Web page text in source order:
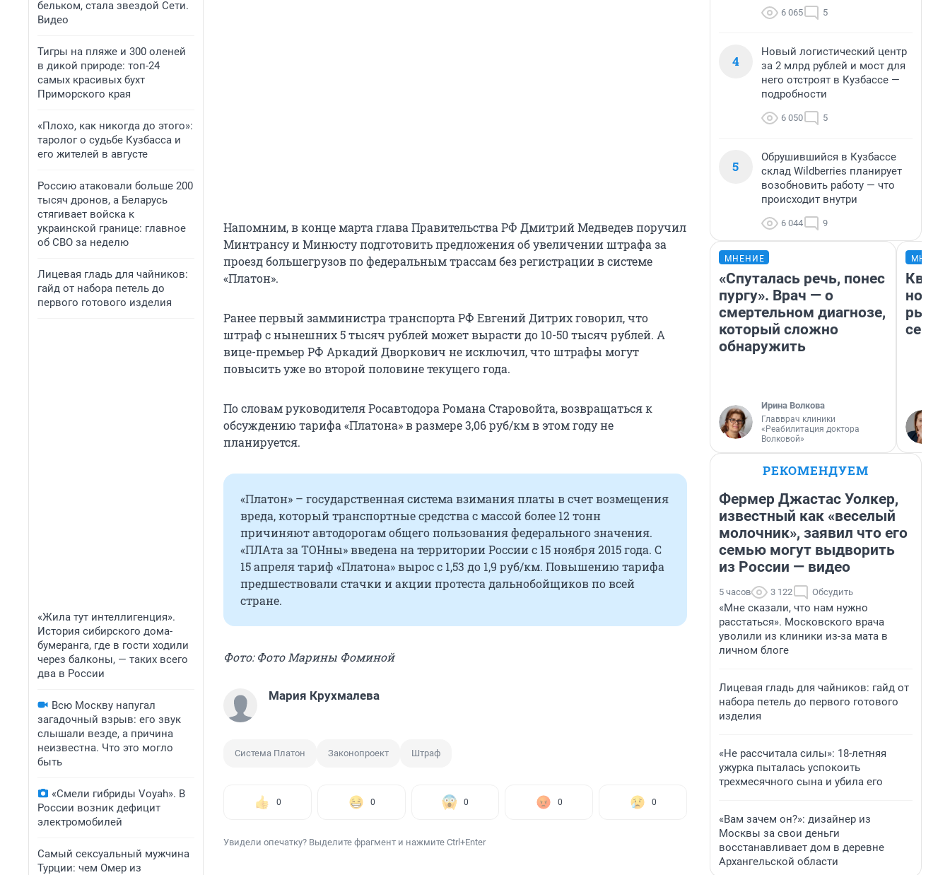
бельком, стала звездой Сети.
Видео
Тигры на пляже и 300 оленей
в дикой природе: топ-24
самых красивых бухт
Приморского края
«Плохо, как никогда до этого»:
таролог о судьбе Кузбасса и
его жителей в августе
Россию атаковали больше 200
тысяч дронов, а Беларусь
стягивает войска к
украинской границе: главное
об СВО за неделю
Лицевая гладь для чайников:
гайд от набора петель до
первого готового изделия
«Жила тут интеллигенция».
История сибирского дома-
бумеранга, где в гости ходили
через балконы, — таких всего
два в России
Всю Москву напугал
загадочный взрыв: его звук
слышали везде, а причина
неизвестна. Что это могло
быть
«Смели гибриды Voyah». В
России возник дефицит
электромобилей
Самый сексуальный мужчина
Турции: чем Омер из
Напомним, в конце марта глава Правительства РФ Дмитрий Медведев поручил
Минтрансу и Минюсту подготовить предложения об увеличении штрафа за
проезд большегрузов по федеральным трассам без регистрации в системе
«Платон».
Ранее первый замминистра транспорта РФ Евгений Дитрих говорил, что
штраф с нынешних 5 тысяч рублей может вырасти до 10-50 тысяч рублей. А
вице-премьер РФ Аркадий Дворкович не исключил, что штрафы могут
повысить уже во второй половине текущего года.
По словам руководителя Росавтодора Романа Старовойта, возвращаться к
обсуждению тарифа «Платона» в размере 3,06 руб/км в этом году не
планируется.
«Платон» – государственная система взимания платы в счет возмещения
вреда, который транспортные средства с массой более 12 тонн
причиняют автодорогам общего пользования федерального значения.
«ПЛАта за ТОНны» введена на территории России с 15 ноября 2015 года. С
15 апреля тариф «Платона» вырос с 1,53 до 1,9 руб/км. Повышению тарифа
предшествовали стачки и акции протеста дальнобойщиков по всей
стране.
Фото: Фото Марины Фоминой
Мария Крухмалева
Система Платон Законопроект Штраф
0 0 0 0 0
Увидели опечатку? Выделите фрагмент и нажмите Ctrl+Enter
6 065 5
4
Новый логистический центр
за 2 млрд рублей и мост для
него отстроят в Кузбассе —
подробности
6 050 5
5
Обрушившийся в Кузбассе
склад Wildberries планирует
возобновить работу — что
происходит внутри
6 044 9
МНЕНИЕ
«Спуталась речь, понес
пургу». Врач — о
смертельном диагнозе,
который сложно
обнаружить
Ирина Волкова
Главврач клиники
«Реабилитация доктора
Волковой»
но
РЕКОМЕНДУЕМ
Фермер Джастас Уолкер,
известный как «веселый
молочник», заявил что его
семью могут выдворить
из России — видео
5 часов 3 122 Обсудить
«Мне сказали, что нам нужно
расстаться». Московского врача
уволили из клиники из-за мата в
личном блоге
Лицевая гладь для чайников: гайд от
набора петель до первого готового
изделия
«Не рассчитала силы»: 18-летняя
ужурка пыталась успокоить
трехмесячного сына и убила его
«Вам зачем он?»: дизайнер из
Москвы за свои деньги
восстанавливает дом в деревне
Архангельской области